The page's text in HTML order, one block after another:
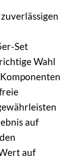
Set
Wahl
auf
auf